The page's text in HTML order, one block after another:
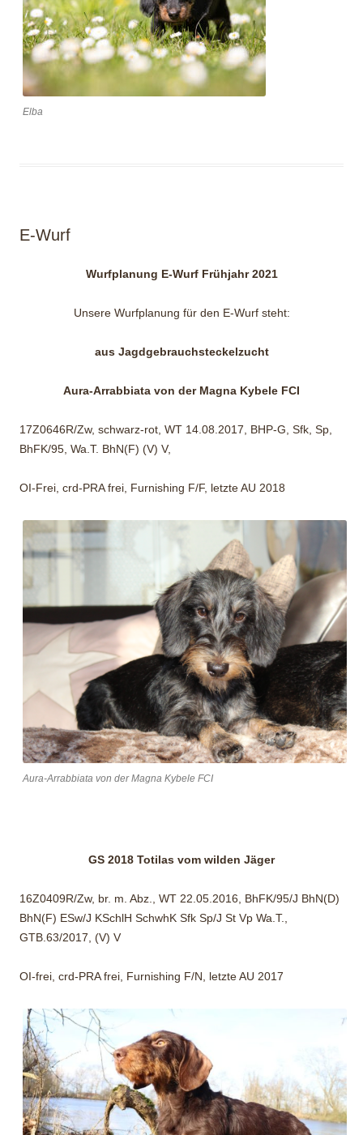
Elba
E-Wurf
Wurfplanung E-Wurf Frühjahr 2021
Unsere Wurfplanung für den E-Wurf steht:
aus Jagdgebrauchsteckelzucht
Aura-Arrabbiata von der Magna Kybele FCI
17Z0646R/Zw, schwarz-rot, WT 14.08.2017, BHP-G, Sfk, Sp,
BhFK/95, Wa.T. BhN(F) (V) V,
OI-Frei, crd-PRA frei, Furnishing F/F, letzte AU 2018
Aura-Arrabbiata von der Magna Kybele FCI
GS 2018 Totilas vom wilden Jäger
16Z0409R/Zw, br. m. Abz., WT 22.05.2016, BhFK/95/J BhN(D)
BhN(F) ESw/J KSchlH SchwhK Sfk Sp/J St Vp Wa.T.,
GTB.63/2017, (V) V
OI-frei, crd-PRA frei, Furnishing F/N, letzte AU 2017